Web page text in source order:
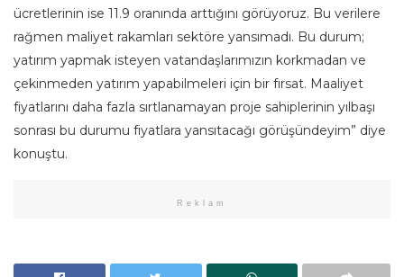
ücretlerinin ise 11.9 oranında arttığını görüyoruz. Bu verilere
rağmen maliyet rakamları sektöre yansımadı. Bu durum;
yatırım yapmak isteyen vatandaşlarımızın korkmadan ve
çekinmeden yatırım yapabilmeleri için bir fırsat. Maaliyet
fiyatlarını daha fazla sırtlanamayan proje sahiplerinin yılbaşı
sonrası bu durumu fiyatlara yansıtacağı görüşündeyim” diye
konuştu.
Reklam